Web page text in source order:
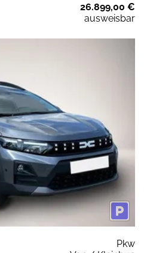
26.899,00 €
ausweisbar
Pkw